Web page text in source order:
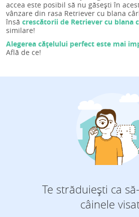
accea este posibil să nu găsești în
vânzare din rasa Retriever cu blana
însă crescătorii de Retriever cu blana
similare!
Alegerea cățelului perfect este mai
Află de ce!
Te străduiești ca
câinele